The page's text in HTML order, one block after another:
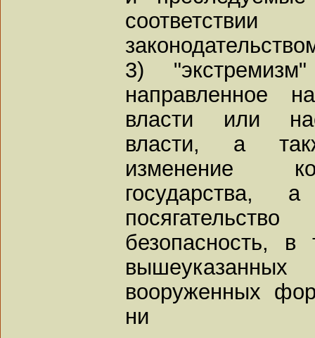
3)
направленное
власти или
власти, а
изменение
государства,
безопасность,
вооруженных
ни